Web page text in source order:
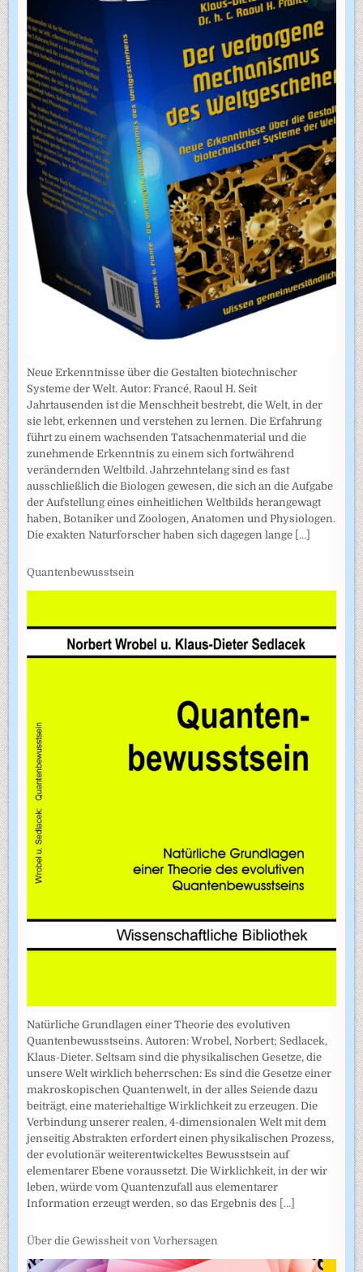
Neue Erkenntnisse über die Gestalten biotechnischer
Systeme der Welt. Autor: Francé, Raoul H. Seit
Jahrtausenden ist die Menschheit bestrebt, die Welt, in der
sie lebt, erkennen und verstehen zu lernen. Die Erfahrung
führt zu einem wachsenden Tatsachenmaterial und die
zunehmende Erkenntnis zu einem sich fortwährend
verändernden Weltbild. Jahrzehntelang sind es fast
ausschließlich die Biologen gewesen, die sich an die Aufgabe
der Aufstellung eines einheitlichen Weltbilds herangewagt
haben, Botaniker und Zoologen, Anatomen und Physiologen.
Die exakten Naturforscher haben sich dagegen lange [...]
Quantenbewusstsein
Natürliche Grundlagen einer Theorie des evolutiven
Quantenbewusstseins. Autoren: Wrobel, Norbert; Sedlacek,
Klaus-Dieter. Seltsam sind die physikalischen Gesetze, die
unsere Welt wirklich beherrschen: Es sind die Gesetze einer
makroskopischen Quantenwelt, in der alles Seiende dazu
beiträgt, eine materiehaltige Wirklichkeit zu erzeugen. Die
Verbindung unserer realen, 4-dimensionalen Welt mit dem
jenseitig Abstrakten erfordert einen physikalischen Prozess,
der evolutionär weiterentwickeltes Bewusstsein auf
elementarer Ebene voraussetzt. Die Wirklichkeit, in der wir
leben, würde vom Quantenzufall aus elementarer
Information erzeugt werden, so das Ergebnis des [...]
Über die Gewissheit von Vorhersagen